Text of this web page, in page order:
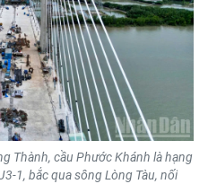
Thành, cầu Phước Khánh là hạng
1, bắc qua sông Lòng Tàu, nối